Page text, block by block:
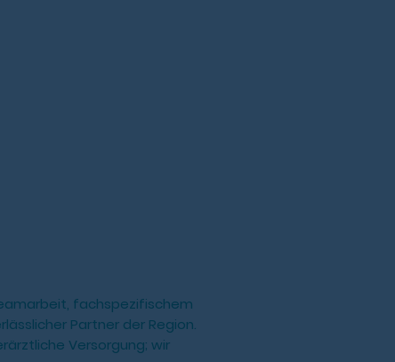
fachspezifischem
Partner der Region.
Versorgung; wir